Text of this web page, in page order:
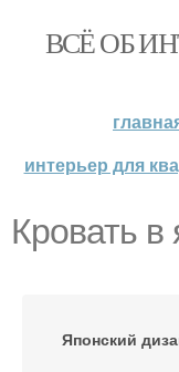
ВСЁ ОБ
интерьер для
Кровать в
Японский